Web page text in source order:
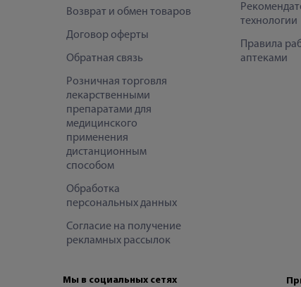
Возврат и обмен товаров
Договор оферты
Обратная связь
Розничная торговля
лекарственными
препаратами для
медицинского
применения
дистанционным
способом
Обработка
персональных данных
Согласие на получение
рекламных рассылок
технологии
Правила
аптеками
Мы в социальных сетях